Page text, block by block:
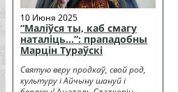
10 Июня 2025
“Маліўся ты, каб смагу
наталіць…”: прападобны
Марцін Тураўскі
Святую веру продкаў, свой род,
культуру і Айчыну шануй і